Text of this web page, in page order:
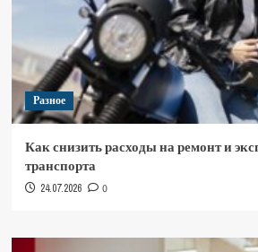
Разное
Как снизить расходы на ремонт и
транспорта
24.07.2026 0